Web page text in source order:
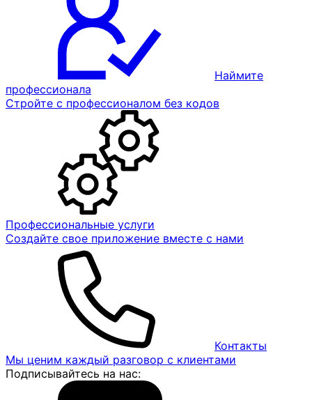
Наймите
профессионала
Стройте с профессионалом без кодов
Профессиональные услуги
Создайте свое приложение вместе с нами
Контакты
Мы ценим каждый разговор с клиентами
Подписывайтесь на нас: